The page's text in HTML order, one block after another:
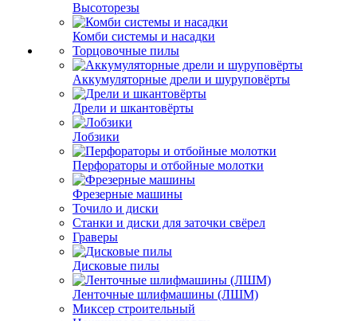
Высоторезы
Комби системы и насадки
Торцовочные пилы
Аккумуляторные дрели и шуруповёрты
Дрели и шкантовёрты
Лобзики
Перфораторы и отбойные молотки
Фрезерные машины
Точило и диски
Станки и диски для заточки свёрел
Граверы
Дисковые пилы
Ленточные шлифмашины (ЛШМ)
Миксер строительный